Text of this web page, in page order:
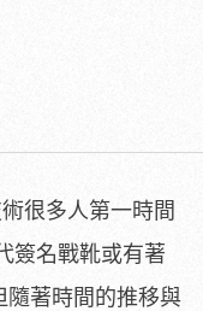
很多人第一時間
簽名戰靴或有著
隨著時間的推移與